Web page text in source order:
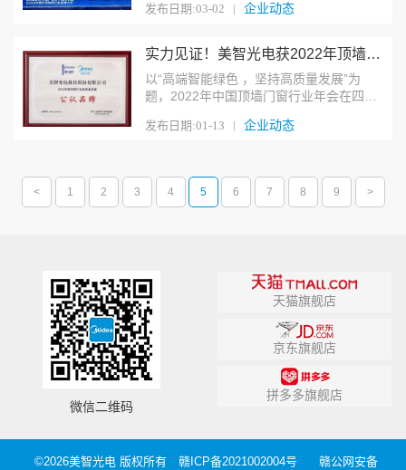
证下，荣获“中国灯饰照明行业十大智能家
发布日期:03-02 | 企业动态
实力见证！美智光电获2022年顶墙行业高质量发展“公认品牌
以“高端智能绿色 ，坚持高质量发展”为
题，2022年中国顶墙门窗行业年会在四川
开。美智光电斩获“2022年顶墙行业高质量
发布日期:01-13 | 企业动态
< 1 2 3 4 5 6 7 8 9 >
微信二维码
天猫旗舰店
京东旗舰店
拼多多旗舰店
©2026美智光电 版权所有 赣ICP备2021002004号 赣公网安备